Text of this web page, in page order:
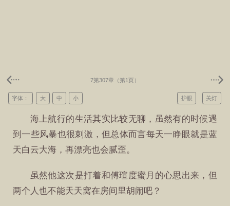
7第307章（第1页）
关灯
护眼
字体： 大 中 小
海上航行的生活其实比较无聊，虽然有的时候遇
到一些风暴也很刺激，但总体而言每天一睁眼就是蓝
天白云大海，再漂亮也会腻歪。
虽然他这次是打着和傅瑄度蜜月的心思出来，但
两个人也不能天天窝在房间里胡闹吧？